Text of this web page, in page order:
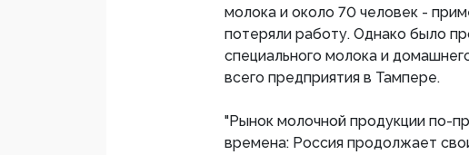
молока и около 70 человек -
потеряли работу. Однако было
специального молока и
всего предприятия в Тампере.
"Рынок молочной продукции по-
времена: Россия продолжает